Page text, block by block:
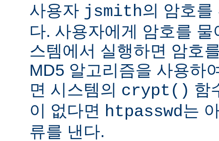
사용자 jsmith의 암호를
다. 사용자에게 암호를
스템에서 실행하면 암호
MD5 알고리즘을 사용하
면 시스템의 crypt() 함
이 없다면 htpasswd는
류를 낸다.